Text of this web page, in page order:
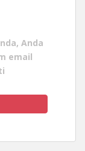
Anda
email